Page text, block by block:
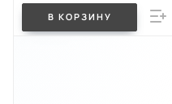
В КОРЗИНУ